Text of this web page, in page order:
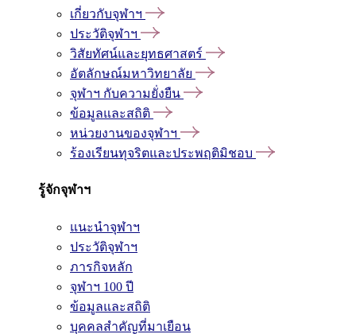
เกี่ยวกับจุฬาฯ
ประวัติจุฬาฯ
วิสัยทัศน์และยุทธศาสตร์
อัตลักษณ์มหาวิทยาลัย
จุฬาฯ กับความยั่งยืน
ข้อมูลและสถิติ
หน่วยงานของจุฬาฯ
ร้องเรียนทุจริตและประพฤติมิชอบ
รู้จักจุฬาฯ
แนะนำจุฬาฯ
ประวัติจุฬาฯ
ภารกิจหลัก
จุฬาฯ 100 ปี
ข้อมูลและสถิติ
บุคคลสำคัญที่มาเยือน